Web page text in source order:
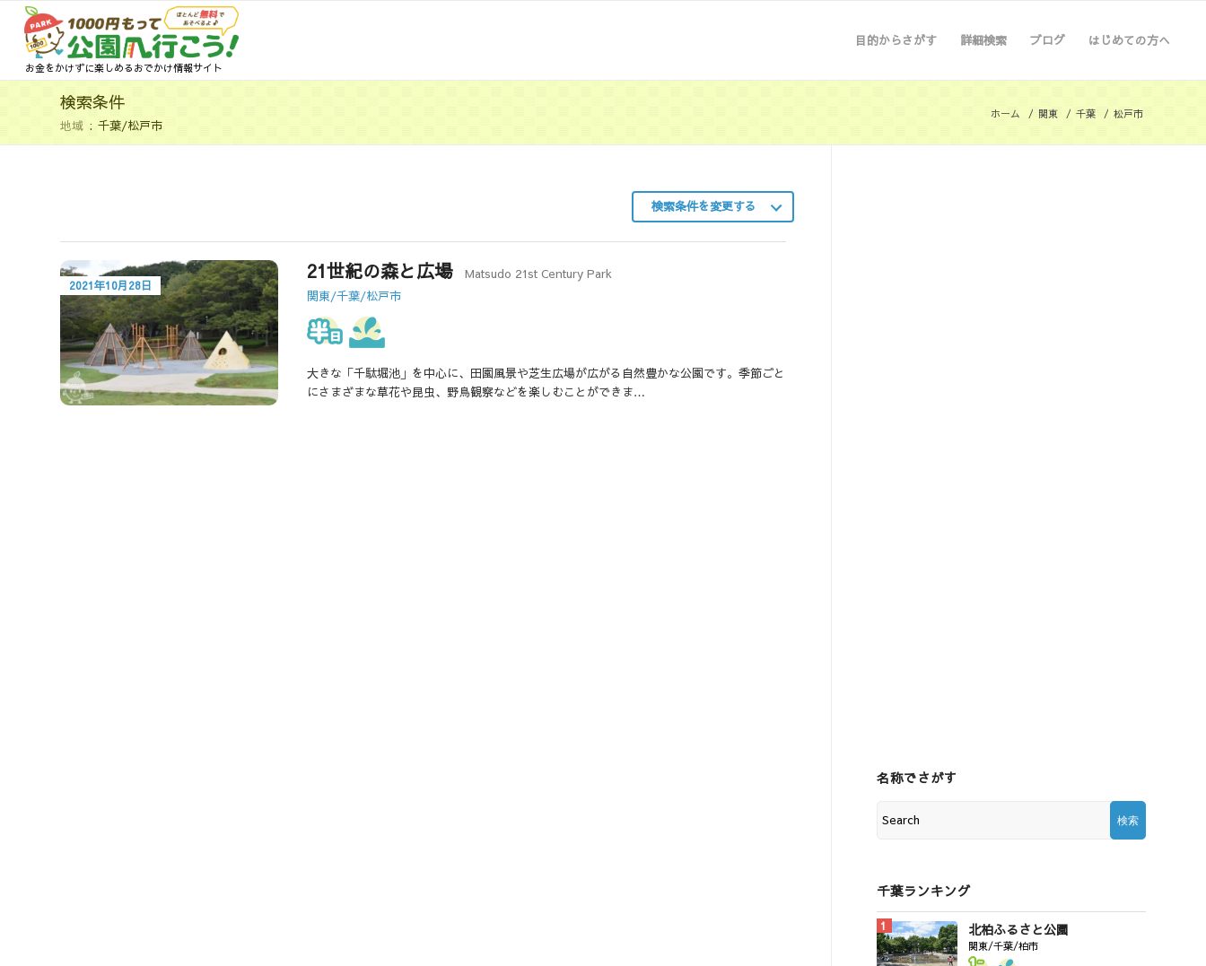
お金をかけずに楽しめるおでかけ情報サイト
目的からさがす 詳細検索 ブログ はじめての方へ
検索条件
地域 千葉/松戸市
ホーム / 関東 / 千葉 / 松戸市
検索条件を変更する
2021年10月28日
21世紀の森と広場
Matsudo 21st Century Park
関東/千葉/松戸市
大きな「千駄堀池」を中心に、田園風景や芝生広場が広がる自然豊かな公園です。季節ごと
にさまざまな草花や昆虫、野鳥観察などを楽しむことができま…
名称でさがす
千葉ランキング
北柏ふるさと公園
関東/千葉/柏市